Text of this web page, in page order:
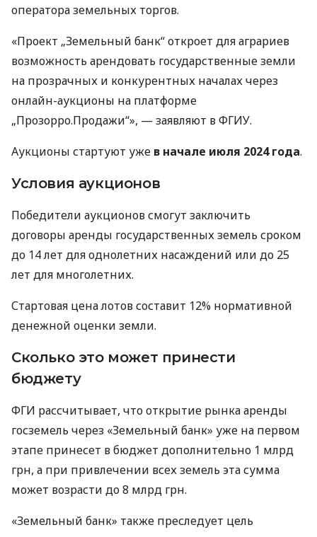
оператора земельных торгов.
«Проект „Земельный банк“ откроет для аграриев
возможность арендовать государственные земли
на прозрачных и конкурентных началах через
онлайн-аукционы на платформе
„Прозорро.Продажи“», — заявляют в ФГИУ.
Аукционы стартуют уже в начале июля 2024 года.
Условия аукционов
Победители аукционов смогут заключить
договоры аренды государственных земель сроком
до 14 лет для однолетних насаждений или до 25
лет для многолетних.
Стартовая цена лотов составит 12% нормативной
денежной оценки земли.
Сколько это может принести
бюджету
ФГИ рассчитывает, что открытие рынка аренды
госземель через «Земельный банк» уже на первом
этапе принесет в бюджет дополнительно 1 млрд
грн, а при привлечении всех земель эта сумма
может возрасти до 8 млрд грн.
«Земельный банк» также преследует цель